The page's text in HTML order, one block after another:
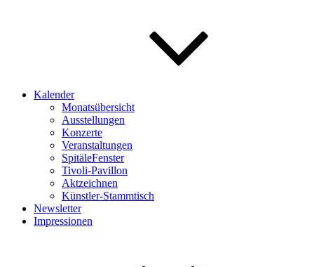
Kalender
Monatsübersicht
Ausstellungen
Konzerte
Veranstaltungen
SpitäleFenster
Tivoli-Pavillon
Aktzeichnen
Künstler-Stammtisch
Newsletter
Impressionen